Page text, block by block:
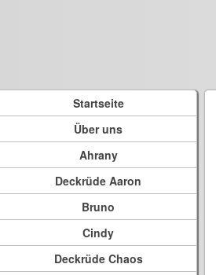
Startseite
Über uns
Ahrany
Deckrüde Aaron
Bruno
Cindy
Deckrüde Chaos